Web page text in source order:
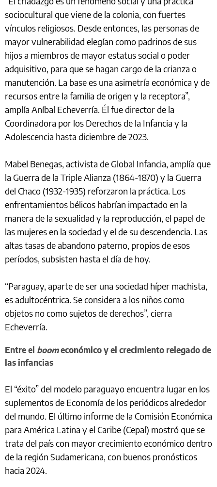
sociocultural que viene de la colonia, con fuertes
vínculos religiosos. Desde entonces, las personas de
mayor vulnerabilidad elegían como padrinos de sus
hijos a miembros de mayor estatus social o poder
adquisitivo, para que se hagan cargo de la crianza o
manutención. La base es una asimetría económica y de
recursos entre la familia de origen y la receptora”,
amplía Aníbal Echeverría. Él fue director de la
Coordinadora por los Derechos de la Infancia y la
Adolescencia hasta diciembre de 2023.
Mabel Benegas, activista de Global Infancia, amplía que
la Guerra de la Triple Alianza (1864-1870) y la Guerra
del Chaco (1932-1935) reforzaron la práctica. Los
enfrentamientos bélicos habrían impactado en la
manera de la sexualidad y la reproducción, el papel de
las mujeres en la sociedad y el de su descendencia. Las
altas tasas de abandono paterno, propios de esos
períodos, subsisten hasta el día de hoy.
“Paraguay, aparte de ser una sociedad híper machista,
es adultocéntrica. Se considera a los niños como
objetos no como sujetos de derechos”, cierra
Echeverría.
Entre el boomeconómico y el crecimiento relegado de
las infancias
El “éxito” del modelo paraguayo encuentra lugar en los
suplementos de Economía de los periódicos alrededor
del mundo. El último informe de la Comisión Económica
para América Latina y el Caribe (Cepal) mostró que se
trata del país con mayor crecimiento económico dentro
de la región Sudamericana, con buenos pronósticos
hacia 2024.